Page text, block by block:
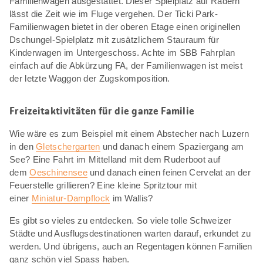
lässt die Zeit wie im Fluge vergehen. Der Ticki Park-
Familienwagen bietet in der oberen Etage einen originellen
Dschungel-Spielplatz mit zusätzlichem Stauraum für
Kinderwagen im Untergeschoss. Achte im SBB Fahrplan
einfach auf die Abkürzung FA, der Familienwagen ist meist
der letzte Waggon der Zugskomposition.
Freizeitaktivitäten für die ganze Familie
Wie wäre es zum Beispiel mit einem Abstecher nach Luzern
in denGletschergarten und danach einem Spaziergang am
See? Eine Fahrt im Mittelland mit dem Ruderboot auf
demOeschinenseeund danach einen feinen Cervelat an der
Feuerstelle grillieren? Eine kleine Spritztour mit
einer Miniatur-Dampflock im Wallis?
Es gibt so vieles zu entdecken. So viele tolle Schweizer
Städte und Ausflugsdestinationen warten darauf, erkundet zu
werden. Und übrigens, auch an Regentagen können Familien
ganz schön viel Spass haben.